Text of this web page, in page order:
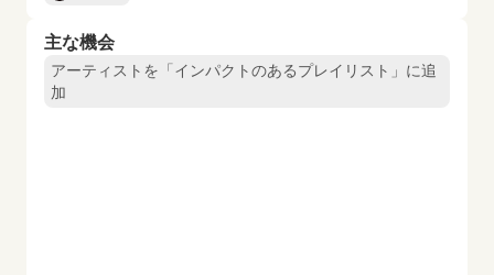
主な機会
アーティストを「インパクトのあるプレイリスト」に追
加